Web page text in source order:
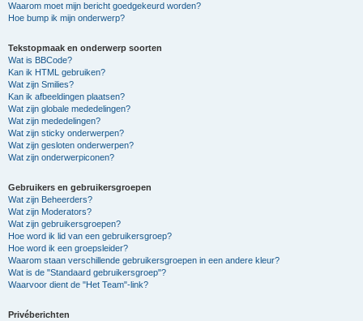
Waarom moet mijn bericht goedgekeurd worden?
Hoe bump ik mijn onderwerp?
Tekstopmaak en onderwerp soorten
Wat is BBCode?
Kan ik HTML gebruiken?
Wat zijn Smilies?
Kan ik afbeeldingen plaatsen?
Wat zijn globale mededelingen?
Wat zijn mededelingen?
Wat zijn sticky onderwerpen?
Wat zijn gesloten onderwerpen?
Wat zijn onderwerpiconen?
Gebruikers en gebruikersgroepen
Wat zijn Beheerders?
Wat zijn Moderators?
Wat zijn gebruikersgroepen?
Hoe word ik lid van een gebruikersgroep?
Hoe word ik een groepsleider?
Waarom staan verschillende gebruikersgroepen in een andere kleur?
Wat is de "Standaard gebruikersgroep"?
Waarvoor dient de "Het Team"-link?
Privéberichten